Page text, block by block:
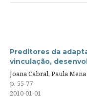
Preditores da
vinculação,
Joana Cabral, Paula
p. 55-77
2010-01-01